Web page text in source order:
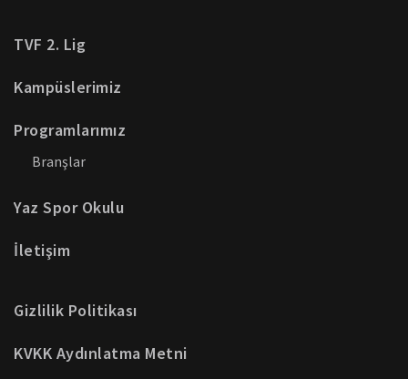
TVF 2. Lig
Kampüslerimiz
Programlarımız
Branşlar
Yaz Spor Okulu
İletişim
Gizlilik Politikası
KVKK Aydınlatma Metni